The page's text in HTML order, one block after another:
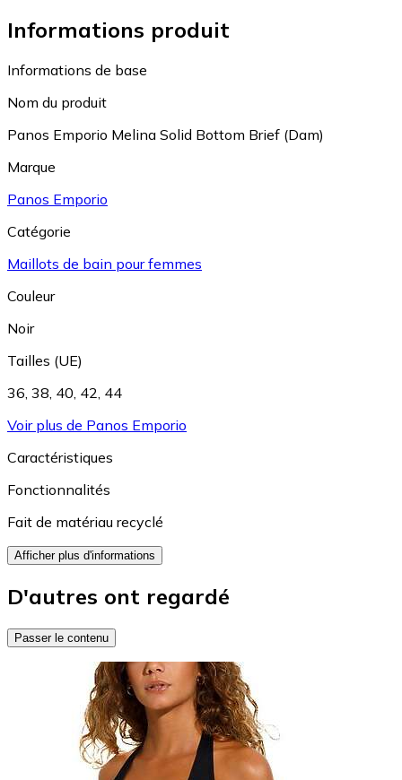
Informations produit
Informations de base
Nom du produit
Panos Emporio Melina Solid Bottom Brief (Dam)
Marque
Panos Emporio
Catégorie
Maillots de bain pour femmes
Couleur
Noir
Tailles (UE)
36, 38, 40, 42, 44
Voir plus de Panos Emporio
Caractéristiques
Fonctionnalités
Fait de matériau recyclé
Afficher plus d'informations
D'autres ont regardé
Passer le contenu